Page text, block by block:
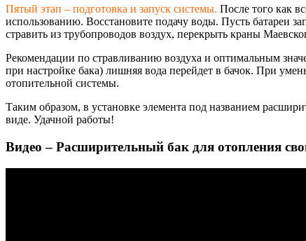
Пятый этап – подготовка и запуск системы. После того как
использованию. Восстановите подачу воды. Пусть батареи
стравить из трубопроводов воздух, перекрыть краны
Рекомендации по стравливанию воздуха и оптимальным
при настройке бака) лишняя вода перейдет в бачок. При
отопительной системы.
Таким образом, в установке элемента под названием
виде. Удачной работы!
Видео – Расширительный бак для отопления